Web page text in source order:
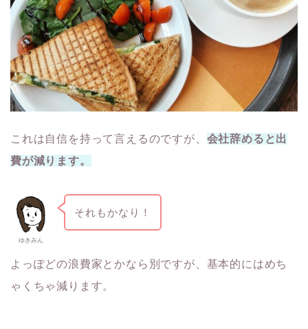
これは自信を持って言えるのですが、 会社辞めると出
費が減ります。
ゆきみん
それもかなり！
よっぽどの浪費家とかなら別ですが、基本的にはめち
ゃくちゃ減ります。